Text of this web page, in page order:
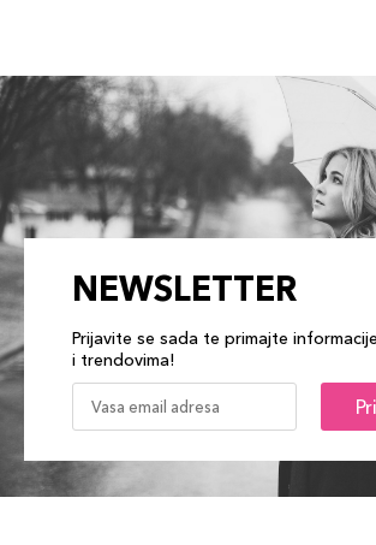
NEWSLETTER
Prijavite se sada te primajte
i trendovima!